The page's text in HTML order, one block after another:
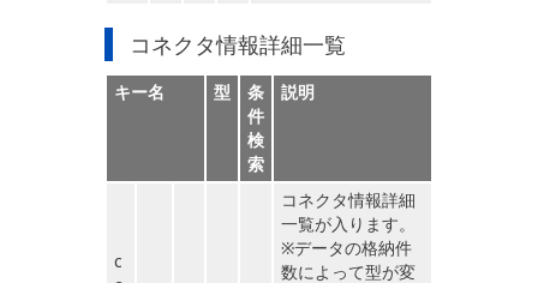
コネクタ情報詳細一覧
キー名 型
条
件
検
索
説明
c
コネクタ情報詳細
一覧が入ります。
※データの格納件
数によって型が変